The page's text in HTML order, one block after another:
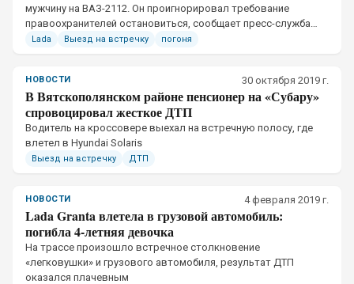
мужчину на ВАЗ-2112. Он проигнорировал требование
правоохранителей остановиться, сообщает пресс-служба
УМВД по Кировской области.
Lada Выезд на встречку погоня
НОВОСТИ 30 октября 2019 г.
В Вятскополянском районе пенсионер на «Субару»
спровоцировал жесткое ДТП
​Водитель на кроссовере выехал на встречную полосу, где
влетел в Hyundai Solaris
Выезд на встречку ДТП
НОВОСТИ 4 февраля 2019 г.
Lada Granta влетела в грузовой автомобиль:
погибла 4-летняя девочка
​На трассе произошло встречное столкновение
«легковушки» и грузового автомобиля, результат ДТП
оказался плачевным